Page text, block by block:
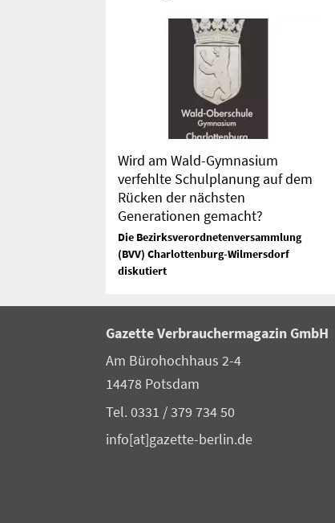
Wird am Wald-Gymnasium
verfehlte Schulplanung auf dem
Rücken der nächsten
Generationen gemacht?
Die Bezirksverordnetenversammlung
(BVV) Charlottenburg-Wilmersdorf
diskutiert
Gazette Verbrauchermagazin GmbH
Am Bürohochhaus 2-4
14478 Potsdam
Tel. 0331 / 379 734 50
info[at]gazette-berlin.de